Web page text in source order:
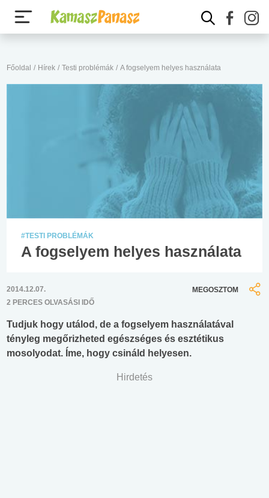
Főoldal / Hírek / Testi problémák / A fogselyem helyes használata
#TESTI PROBLÉMÁK
A fogselyem helyes használata
2014.12.07.
2 PERCES OLVASÁSI IDŐ
MEGOSZTOM
Tudjuk hogy utálod, de a fogselyem használatával
tényleg megőrizheted egészséges és esztétikus
mosolyodat. Íme, hogy csináld helyesen.
Hirdetés